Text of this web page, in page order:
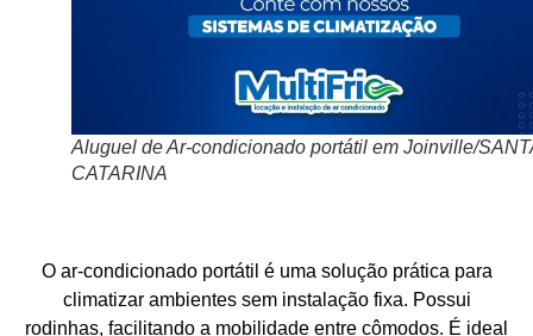
Aluguel de Ar-condicionado portátil em Joinville/
CATARINA
O ar-condicionado portátil é uma solução prática para
climatizar ambientes sem instalação fixa. Possui
rodinhas, facilitando a mobilidade entre cômodos. É ideal